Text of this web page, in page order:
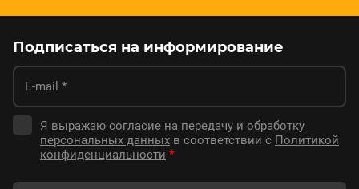
Подписаться на информирование
Я выражаю согласие на передачу и обработку
персональных данных в соответствии с Политикой
конфиденциальности *